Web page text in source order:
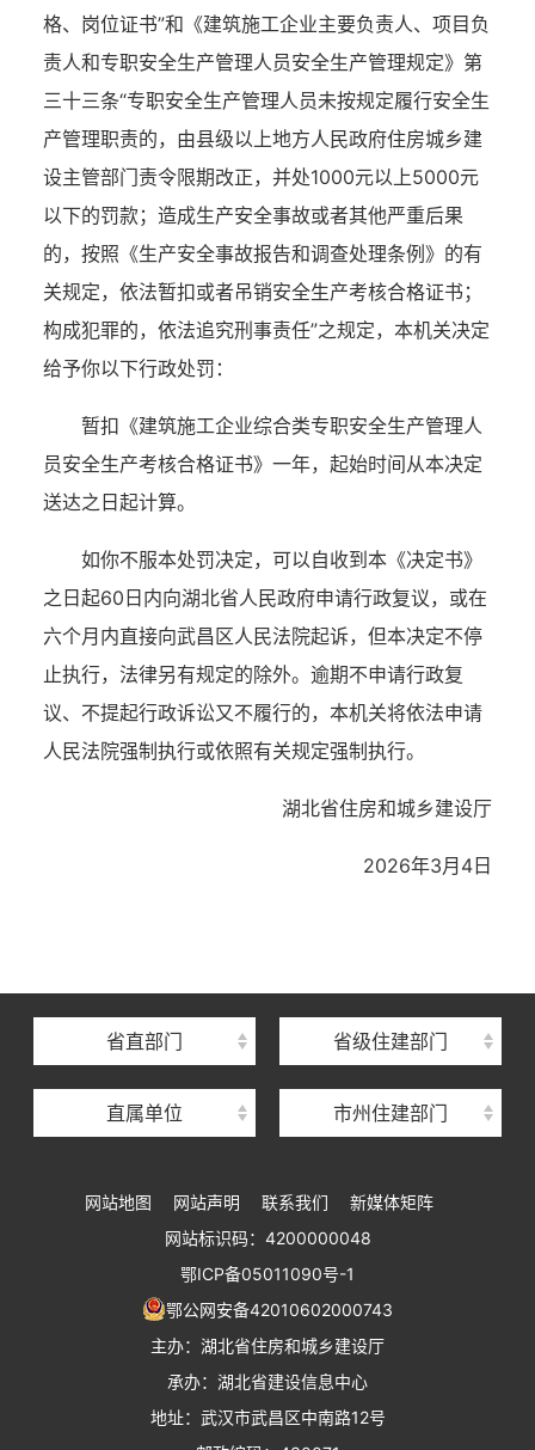
格、岗位证书”和《建筑施工企业主要负责人、项目负
责人和专职安全生产管理人员安全生产管理规定》第
三十三条“专职安全生产管理人员未按规定履行安全生
产管理职责的，由县级以上地方人民政府住房城乡建
设主管部门责令限期改正，并处1000元以上5000元
以下的罚款；造成生产安全事故或者其他严重后果
的，按照《生产安全事故报告和调查处理条例》的有
关规定，依法暂扣或者吊销安全生产考核合格证书；
构成犯罪的，依法追究刑事责任”之规定，本机关决定
给予你以下行政处罚：
暂扣《建筑施工企业综合类专职安全生产管理人
员安全生产考核合格证书》一年，起始时间从本决定
送达之日起计算。
如你不服本处罚决定，可以自收到本《决定书》
之日起60日内向湖北省人民政府申请行政复议，或在
六个月内直接向武昌区人民法院起诉，但本决定不停
止执行，法律另有规定的除外。逾期不申请行政复
议、不提起行政诉讼又不履行的，本机关将依法申请
人民法院强制执行或依照有关规定强制执行。
湖北省住房和城乡建设厅
2026年3月4日
省直部门 省级住建部门
直属单位
湖北省住房保障中心
湖北省建设工程质量安全监督总站
湖北省建设工程标准定额管理总站
湖北省住建厅执业资格注册中心
湖北省城乡建设发展中心
湖北城市建设职业技术学院
市州住建部门
网站地图 网站声明 联系我们
新媒体矩阵
网站标识码：4200000048
鄂ICP备05011090号-1
鄂公网安备42010602000743
主办：湖北省住房和城乡建设厅
承办：湖北省建设信息中心
地址：武汉市武昌区中南路12号